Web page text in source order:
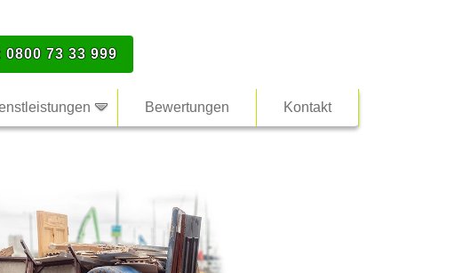
0800 73 33 999
Bewertungen Kontakt